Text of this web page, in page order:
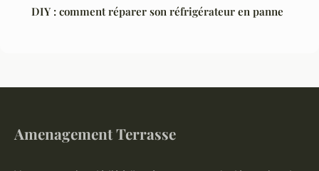
DIY : comment réparer son réfrigérateur en panne
Amenagement Terrasse